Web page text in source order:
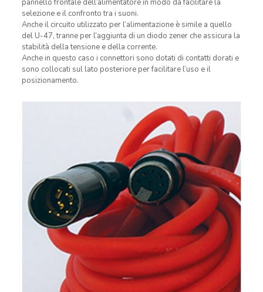
pannello frontale dell’alimentatore in modo da facilitare la
selezione e il confronto tra i suoni.
Anche il circuito utilizzato per l’alimentazione è simile a quello
del U-47, tranne per l’aggiunta di un diodo zener che assicura la
stabilità della tensione e della corrente.
Anche in questo caso i connettori sono dotati di contatti dorati e
sono collocati sul lato posteriore per facilitare l’uso e il
posizionamento.